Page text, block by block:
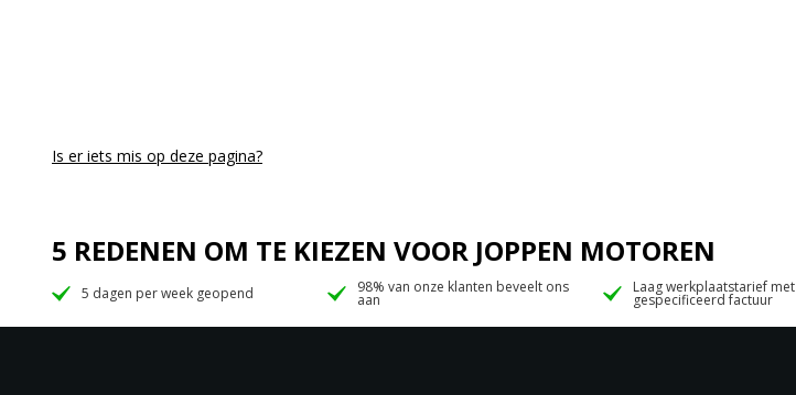
Is er iets mis op deze pagina?
5 REDENEN OM TE KIEZEN VOOR JOPPEN MOTOREN
5 dagen per week geopend 98% van onze klanten beveelt ons
aan
Laag werkplaatstarief met
gespecificeerd factuur